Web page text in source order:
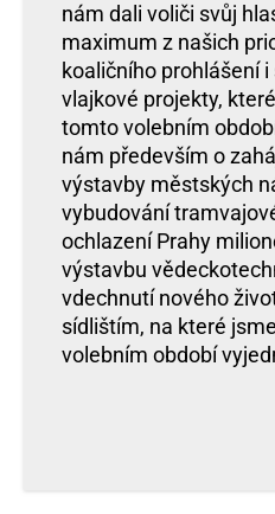
nám dali voliči svůj
maximum z našich
koaličního prohlášení
vlajkové projekty,
tomto volebním
nám především o
výstavby městských
vybudování
ochlazení Prahy
výstavbu
vdechnutí nového
sídlištím, na které
volebním období